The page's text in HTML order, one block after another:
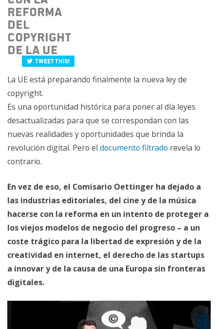
reforma
del
copyright
de la UE
Tweet this!
La UE está preparando finalmente la nueva ley de
copyright.
Es una oportunidad histórica para poner al día leyes
desactualizadas para que se correspondan con las
nuevas realidades y oportunidades que brinda la
revolución digital. Pero eldocumento filtrado revela lo
contrario.
En vez de eso, el Comisario Oettinger ha dejado a
las industrias editoriales, del cine y de la música
hacerse con la reforma en un intento de proteger a
los viejos modelos de negocio del progreso – a un
coste trágico para la libertad de expresión y de la
creatividad en internet, el derecho de las startups
a innovar y de la causa de una Europa sin fronteras
digitales.